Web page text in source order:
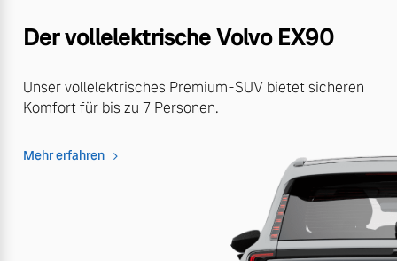
Der vollelektrische Volvo EX90
Unser vollelektrisches Premium-SUV bietet sicheren
Komfort für bis zu 7 Personen.
Mehr erfahren